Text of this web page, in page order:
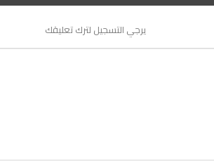
يرجي التسجيل لترك تعليقك